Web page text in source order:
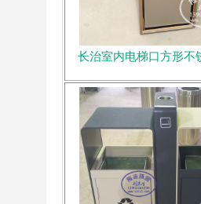
长治室内电梯口方形不